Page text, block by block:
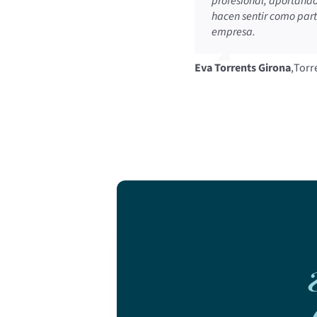
hacen sentir como
empresa.
Eva Torrents Girona,
cercano, y estamos